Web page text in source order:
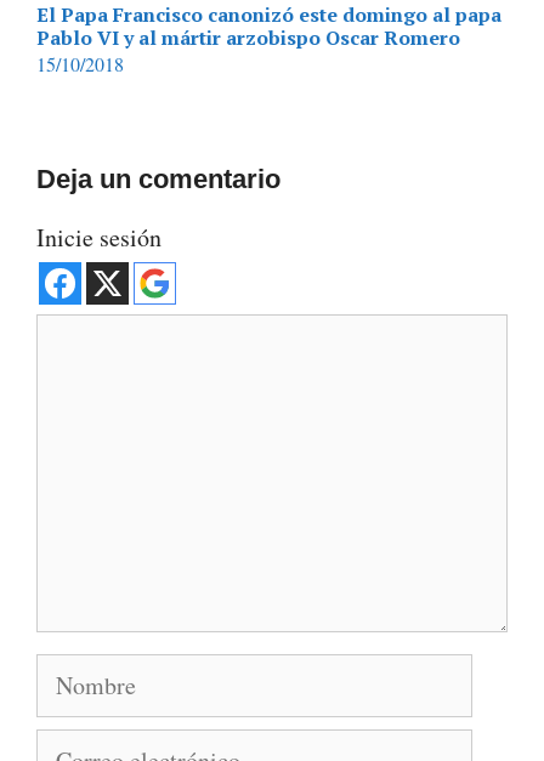
El Papa Francisco canonizó este domingo al papa
Pablo VI y al mártir arzobispo Oscar Romero
15/10/2018
Deja un comentario
Inicie sesión
Nombre
Correo